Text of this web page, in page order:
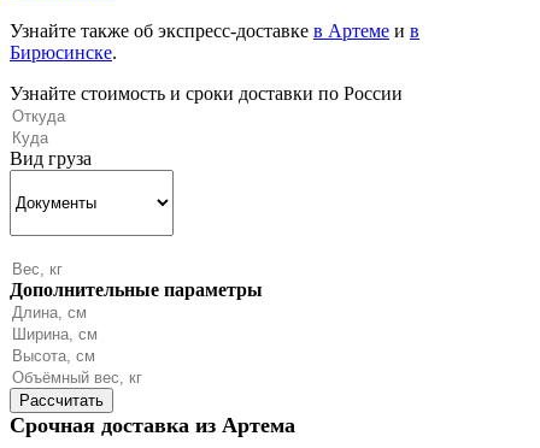
Узнайте также об экспресс-доставке в Артеме и в
Бирюсинске.
Узнайте стоимость и сроки доставки по России
Вид груза
Дополнительные параметры
Срочная доставка из Артема